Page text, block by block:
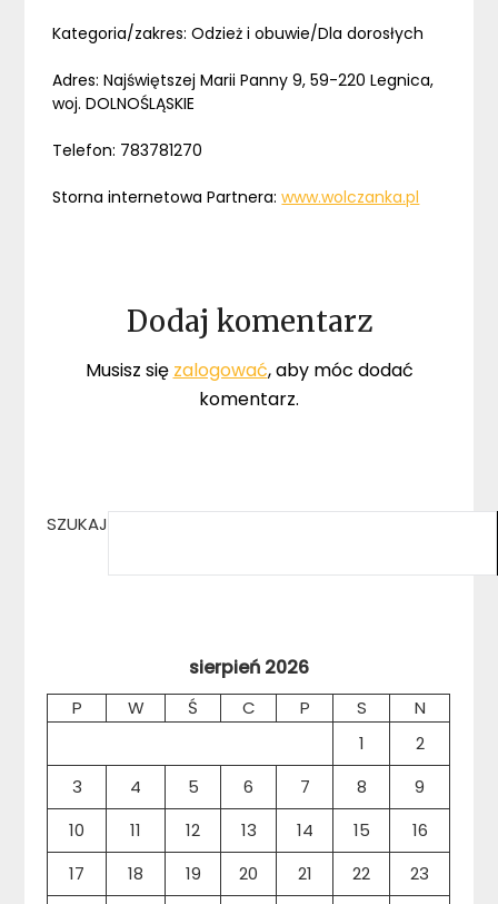
Kategoria/zakres: Odzież i obuwie/Dla dorosłych
Adres: Najświętszej Marii Panny 9, 59-220 Legnica,
woj. DOLNOŚLĄSKIE
Telefon: 783781270
Storna internetowa Partnera:www.wolczanka.pl
Dodaj komentarz
Musisz się zalogować, aby móc dodać
komentarz.
SZUKAJ
sierpień 2026
P W Ś C P S
N
1
2
3
4 5 6 7 8
9
10
11 12 13 14 15
16
17
18 19 20 21 22
23